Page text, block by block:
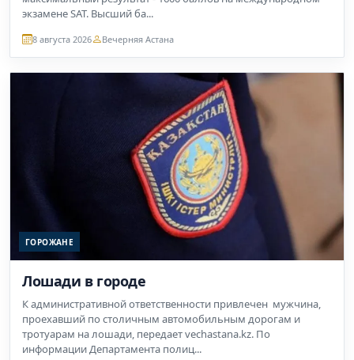
экзамене SAT. Высший ба...
8 августа 2026 Вечерняя Астана
ГОРОЖАНЕ
Лошади в городе
К административной ответственности привлечен мужчина,
проехавший по столичным автомобильным дорогам и
тротуарам на лошади, передает vechastana.kz. По
информации Департамента полиц...